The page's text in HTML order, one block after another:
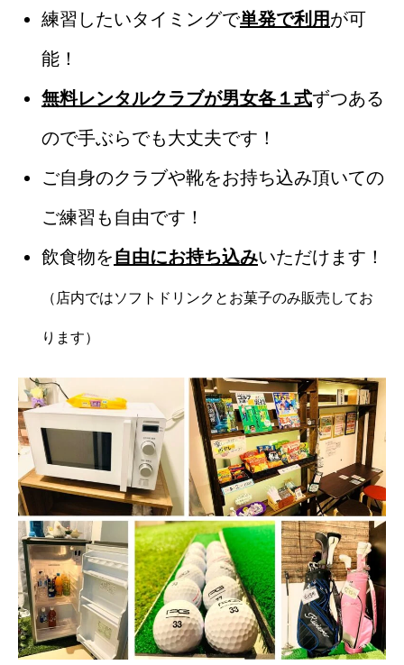
練習したいタイミングで単発で利用が可
能！
無料レンタルクラブが男女各１式ずつある
ので手ぶらでも大丈夫です！
ご自身のクラブや靴をお持ち込み頂いての
ご練習も自由です！
飲食物を自由にお持ち込みいただけます！
（店内ではソフトドリンクとお菓子のみ販売してお
ります）